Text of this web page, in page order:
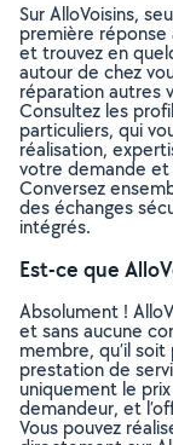
Sur AlloVoisins,
première
et trouvez en
autour de chez
réparation autres
Consultez les
particuliers, qui
réalisation,
votre demande
Conversez
des échanges
intégrés.
Est-ce que
Absolument !
et sans aucune
membre, qu’il
prestation de
uniquement le
demandeur, et
Vous pouvez